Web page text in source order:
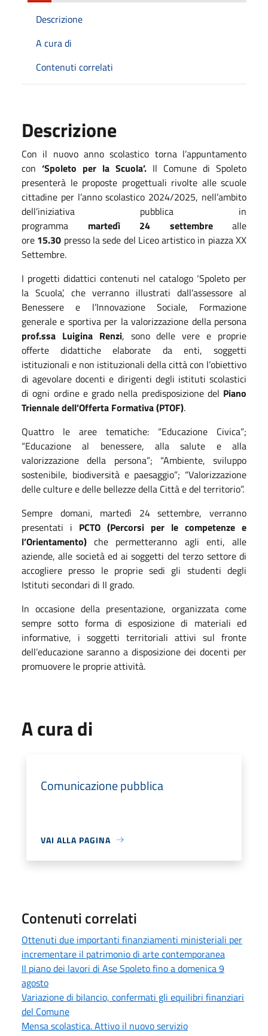
Descrizione
A cura di
Contenuti correlati
Descrizione
Con il nuovo anno scolastico torna l’appuntamento
con ‘Spoleto per la Scuola’. Il Comune di Spoleto
presenterà le proposte progettuali rivolte alle scuole
cittadine per l’anno scolastico 2024/2025, nell’ambito
dell’iniziativa pubblica in
programma martedì 24 settembre alle
ore 15.30 presso la sede del Liceo artistico in piazza XX
Settembre.
I progetti didattici contenuti nel catalogo ‘Spoleto per
la Scuola’, che verranno illustrati dall’assessore al
Benessere e l’Innovazione Sociale, Formazione
generale e sportiva per la valorizzazione della persona
prof.ssa Luigina Renzi, sono delle vere e proprie
offerte didattiche elaborate da enti, soggetti
istituzionali e non istituzionali della città con l’obiettivo
di agevolare docenti e dirigenti degli istituti scolastici
di ogni ordine e grado nella predisposizione del Piano
Triennale dell’Offerta Formativa (PTOF).
Quattro le aree tematiche: “Educazione Civica”;
“Educazione al benessere, alla salute e alla
valorizzazione della persona”; “Ambiente, sviluppo
sostenibile, biodiversità e paesaggio”; “Valorizzazione
delle culture e delle bellezze della Città e del territorio”.
Sempre domani, martedì 24 settembre, verranno
presentati i PCTO (Percorsi per le competenze e
l’Orientamento) che permetteranno agli enti, alle
aziende, alle società ed ai soggetti del terzo settore di
accogliere presso le proprie sedi gli studenti degli
Istituti secondari di II grado.
In occasione della presentazione, organizzata come
sempre sotto forma di esposizione di materiali ed
informative, i soggetti territoriali attivi sul fronte
dell’educazione saranno a disposizione dei docenti per
promuovere le proprie attività.
A cura di
Comunicazione pubblica
VAI ALLA PAGINA
Contenuti correlati
Ottenuti due importanti finanziamenti ministeriali per
incrementare il patrimonio di arte contemporanea
Il piano dei lavori di Ase Spoleto fino a domenica 9
agosto
Variazione di bilancio, confermati gli equilibri finanziari
del Comune
Mensa scolastica. Attivo il nuovo servizio